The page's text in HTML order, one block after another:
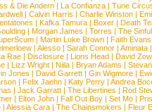
& Die Andern | La Confianza | Tune
| Calvin Harris | Charlie Winston|
| Kafka Tamura | Boxer | Death
| Morgan James | Torres | The
| Martin Luke Brown | Faith Evans
| Alesso| Sarah Connor| Aminata|
Rae| Disclosure| Lions Head| David
| Lizz Wright| Niila| Bryan Adams |
Jones | David Garrett | Gin Wigmore |
| Felix Jaehn | Katy Perry | Andrea
| Jack Garratt| The Libertines | Rod
| Elton John| Fall Out Boy| Set Mo|
| Alessia Cara| The Chainsmokers | Fleur